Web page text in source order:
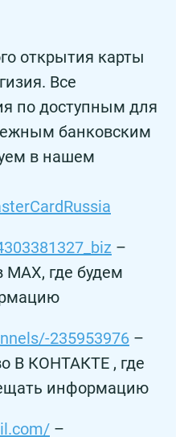
открытия карты
Все
по доступным для
банковским
в нашем
–
где будем
235953976 –
В КОНТАКТЕ , где
информацию
–